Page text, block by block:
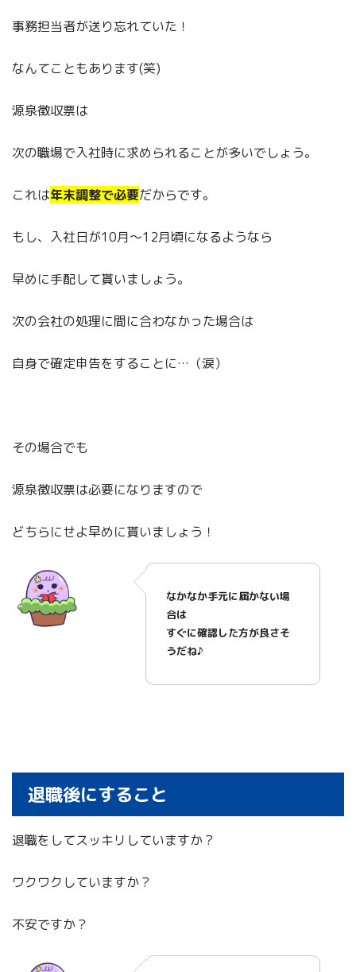
事務担当者が送り忘れていた！
なんてこともあります(笑)
源泉徴収票は
次の職場で入社時に求められることが多いでしょう。
これは年末調整で必要だからです。
もし、入社日が10月～12月頃になるようなら
早めに手配して貰いましょう。
次の会社の処理に間に合わなかった場合は
自身で確定申告をすることに…（涙）
その場合でも
源泉徴収票は必要になりますので
どちらにせよ早めに貰いましょう！
なかなか手元に届かない場
合は
すぐに確認した方が良さそ
うだね♪
退職後にすること
退職をしてスッキリしていますか？
ワクワクしていますか？
不安ですか？